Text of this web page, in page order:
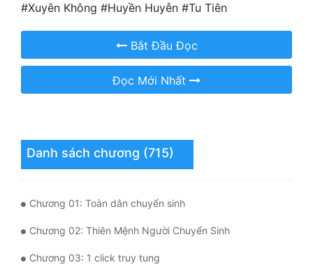
Truyện Nam
Vô Địch Lưu
#Xuyên Không #Huyền Huyễn #Tu Tiên
Bắt Đầu Đọc
Đọc Mới Nhất
Danh sách chương (715)
Chương 01: Toàn dân chuyển sinh
Chương 02: Thiên Mệnh Người Chuyển Sinh
Chương 03: 1 click truy tung